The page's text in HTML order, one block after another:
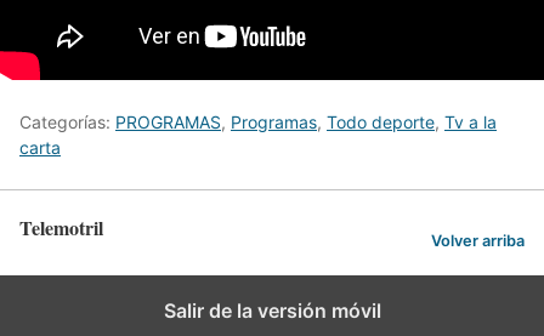
Categorías: PROGRAMAS, Programas, Todo deporte, Tv a la
carta
Telemotril Volver arriba
Salir de la versión móvil